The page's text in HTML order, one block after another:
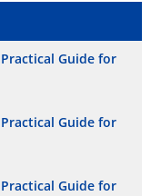
Practical Guide for
Practical Guide for
Practical Guide for